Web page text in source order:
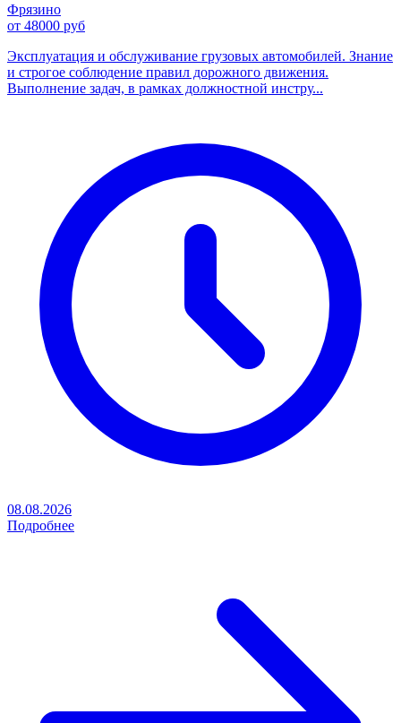
Фрязино
от 48000 руб
Эксплуатация и обслуживание грузовых автомобилей. Знание
и строгое соблюдение правил дорожного движения.
Выполнение задач, в рамках должностной инстру...
08.08.2026
Подробнее